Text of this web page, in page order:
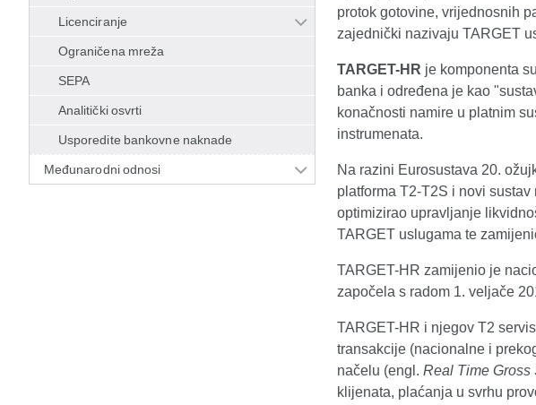
Licenciranje
Ograničena mreža
SEPA
Analitički osvrti
Usporedite bankovne naknade
Međunarodni odnosi
protok gotovine, vrijednosnih
zajednički nazivaju TARGET
TARGET-HR je komponenta
banka i određena je kao
konačnosti namire u platnim
instrumenata.
Na razini Eurosustava 20.
platforma T2-T2S i novi
optimizirao upravljanje
TARGET uslugama te
TARGET-HR zamijenio je
započela s radom 1. veljače
TARGET-HR i njegov T2
transakcije (nacionalne i
načelu (engl. Real Time Gross
klijenata, plaćanja u svrhu